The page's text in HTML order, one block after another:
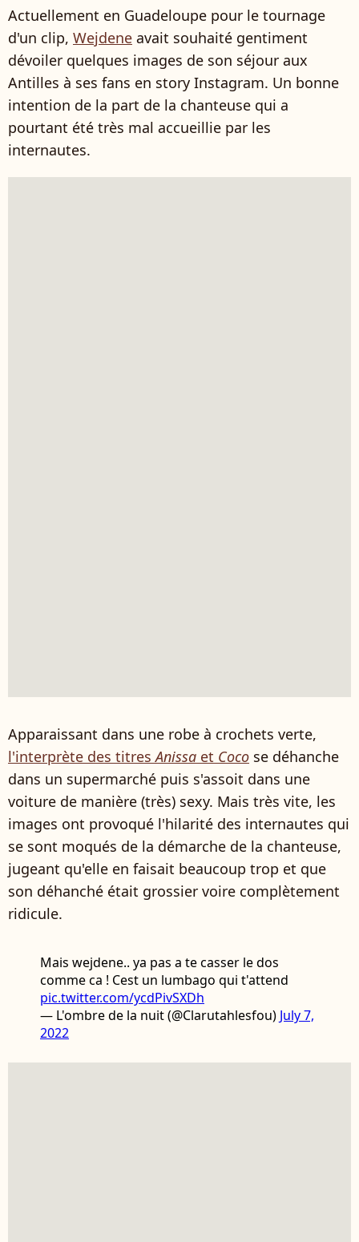
Actuellement en Guadeloupe pour le tournage
d'un clip, Wejdene avait souhaité gentiment
dévoiler quelques images de son séjour aux
Antilles à ses fans en story Instagram. Un bonne
intention de la part de la chanteuse qui a
pourtant été très mal accueillie par les
internautes.
Apparaissant dans une robe à crochets verte,
l'interprète des titresAnissa et Coco se déhanche
dans un supermarché puis s'assoit dans une
voiture de manière (très) sexy. Mais très vite, les
images ont provoqué l'hilarité des internautes qui
se sont moqués de la démarche de la chanteuse,
jugeant qu'elle en faisait beaucoup trop et que
son déhanché était grossier voire complètement
ridicule.
Mais wejdene.. ya pas a te casser le dos
comme ca ! Cest un lumbago qui t'attend
pic.twitter.com/ycdPivSXDh
— L'ombre de la nuit (@Clarutahlesfou) July 7,
2022